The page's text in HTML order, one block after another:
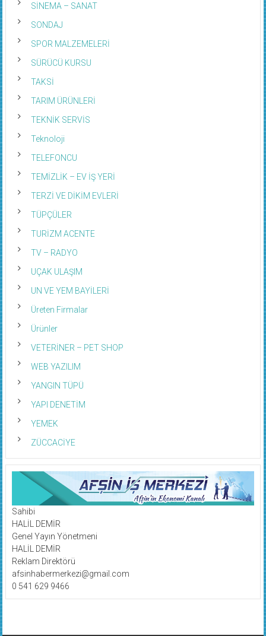
SİNEMA – SANAT
SONDAJ
SPOR MALZEMELERİ
SÜRÜCÜ KURSU
TAKSİ
TARIM ÜRÜNLERİ
TEKNİK SERVİS
Teknoloji
TELEFONCU
TEMİZLİK – EV İŞ YERİ
TERZİ VE DİKİM EVLERİ
TÜPÇÜLER
TURİZM ACENTE
TV – RADYO
UÇAK ULAŞIM
UN VE YEM BAYİLERİ
Üreten Firmalar
Ürünler
VETERİNER – PET SHOP
WEB YAZILIM
YANGIN TÜPÜ
YAPI DENETİM
YEMEK
ZÜCCACİYE
Sahibi
HALİL DEMİR
Genel Yayın Yönetmeni
HALİL DEMİR
Reklam Direktörü
afsinhabermerkezi@gmail.com
0 541 629 9466